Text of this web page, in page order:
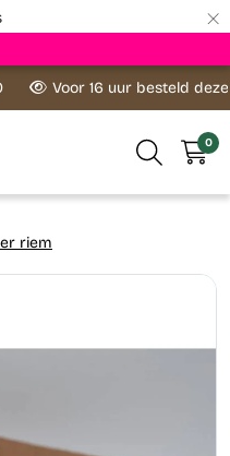
×
Voor 16 uur besteld
0
riem